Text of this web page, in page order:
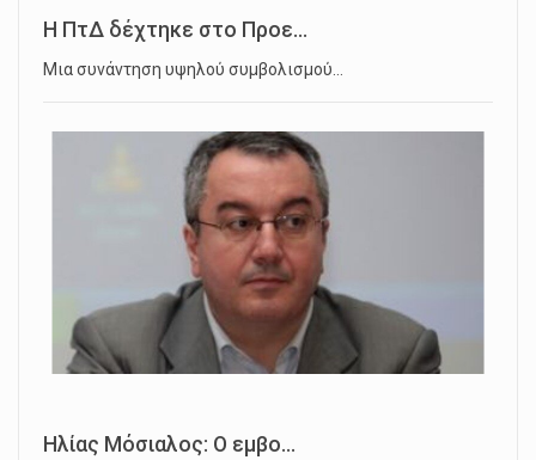
Η ΠτΔ δέχτηκε στο Προε...
Μια συνάντηση υψηλού συμβολισμού…
Ηλίας Μόσιαλος: Ο εμβο...